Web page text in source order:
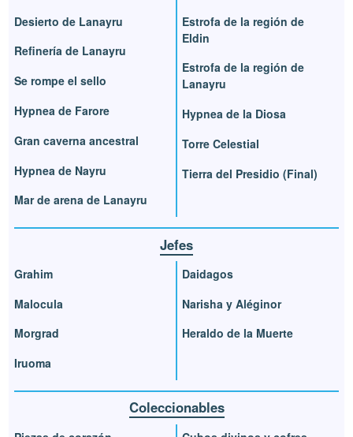
Desierto de Lanayru
Refinería de Lanayru
Se rompe el sello
Hypnea de Farore
Gran caverna ancestral
Hypnea de Nayru
Mar de arena de Lanayru
Estrofa de la región de
Eldin
Estrofa de la región de
Lanayru
Hypnea de la Diosa
Torre Celestial
Tierra del Presidio (Final)
Jefes
Grahim
Malocula
Morgrad
Iruoma
Daidagos
Narisha y Aléginor
Heraldo de la Muerte
Coleccionables